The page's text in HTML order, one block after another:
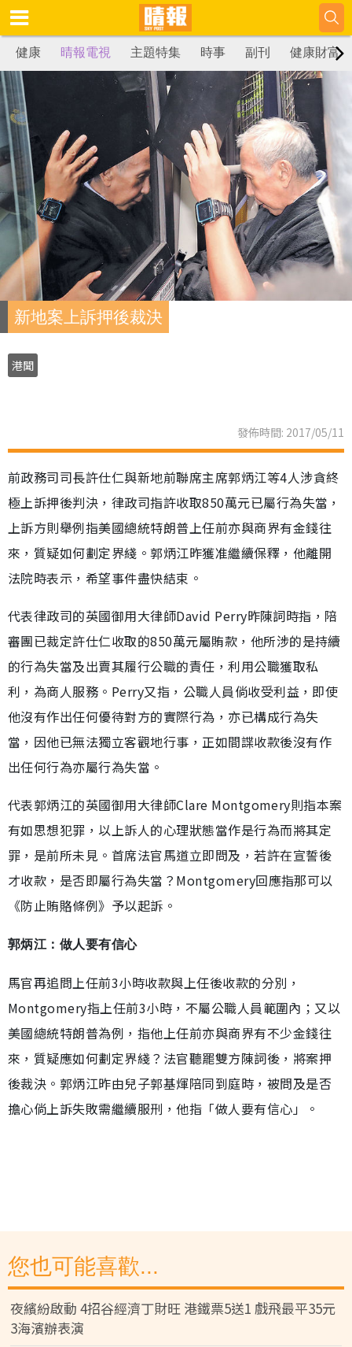
健康 晴報電視 主題特集 時事 副刊 健康財富
新地案上訴押後裁決
港聞
發佈時間: 2017/05/11
前政務司司長許仕仁與新地前聯席主席郭炳江等4人涉貪終
極上訴押後判決，律政司指許收取850萬元已屬行為失當，
上訴方則舉例指美國總統特朗普上任前亦與商界有金錢往
來，質疑如何劃定界綫。郭炳江昨獲准繼續保釋，他離開
法院時表示，希望事件盡快結束。
代表律政司的英國御用大律師David Perry昨陳詞時指，陪
審團已裁定許仕仁收取的850萬元屬賄款，他所涉的是持續
的行為失當及出賣其履行公職的責任，利用公職獲取私
利，為商人服務。Perry又指，公職人員倘收受利益，即使
他沒有作出任何優待對方的實際行為，亦已構成行為失
當，因他已無法獨立客觀地行事，正如間諜收款後沒有作
出任何行為亦屬行為失當。
代表郭炳江的英國御用大律師Clare Montgomery則指本案
有如思想犯罪，以上訴人的心理狀態當作是行為而將其定
罪，是前所未見。首席法官馬道立即問及，若許在宣誓後
才收款，是否即屬行為失當？Montgomery回應指那可以
《防止賄賂條例》予以起訴。
郭炳江：做人要有信心
馬官再追問上任前3小時收款與上任後收款的分別，
Montgomery指上任前3小時，不屬公職人員範圍內；又以
美國總統特朗普為例，指他上任前亦與商界有不少金錢往
來，質疑應如何劃定界綫？法官聽罷雙方陳詞後，將案押
後裁決。郭炳江昨由兒子郭基煇陪同到庭時，被問及是否
擔心倘上訴失敗需繼續服刑，他指「做人要有信心」。
您也可能喜歡...
夜繽紛啟動 4招谷經濟丁財旺 港鐵票5送1 戲飛最平35元
3海濱辦表演